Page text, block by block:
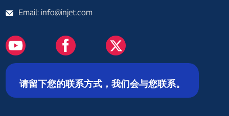
Email: info@injet.com
请留下您的联系方式，我们会与您联系。